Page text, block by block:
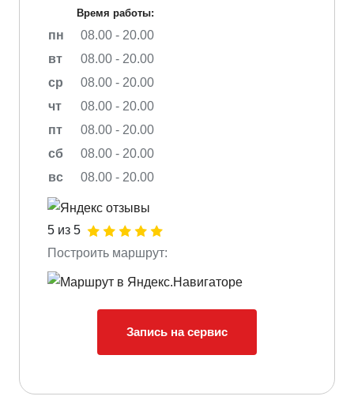
Время работы:
пн
08.00 - 20.00
вт
08.00 - 20.00
ср
08.00 - 20.00
чт
08.00 - 20.00
пт
08.00 - 20.00
сб
08.00 - 20.00
вс
08.00 - 20.00
5 из 5
Построить маршрут:
Запись на сервис